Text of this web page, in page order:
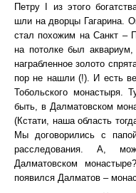
Петру I из этого
шли на дворцы Гагарина.
стал похожим на Санкт –
на потолке был
награбленное золото
пор не нашли (!). И есть
Тобольского монастыря.
быть, в Далматовском
(Кстати, наша область
Мы договорились с
расследования. А,
Далматовском
появился Далматов –